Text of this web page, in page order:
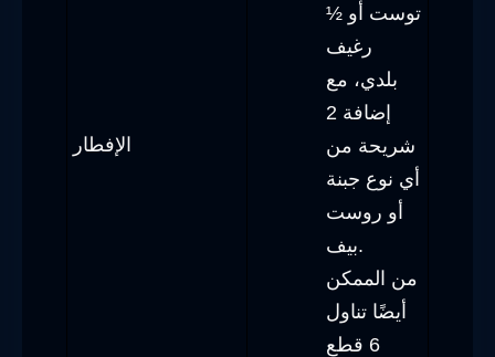
الإفطار
توست أو ½
رغيف
بلدي، مع
إضافة 2
شريحة من
أي نوع جبنة
أو روست
بيف.
من الممكن
أيضًا تناول
6 قطع